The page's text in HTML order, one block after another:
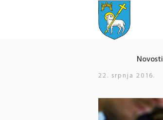
Novosti
22. srpnja 2016.